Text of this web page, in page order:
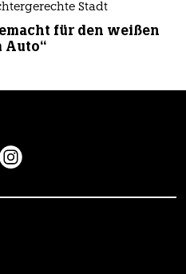
Stadt
für den weißen
Auto“